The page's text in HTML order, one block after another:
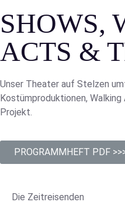
SHOWS,
ACTS &
Unser Theater auf Stelzen
Kostümproduktionen,
Projekt.
PROGRAMMHEFT PDF
Die Zeitreisenden